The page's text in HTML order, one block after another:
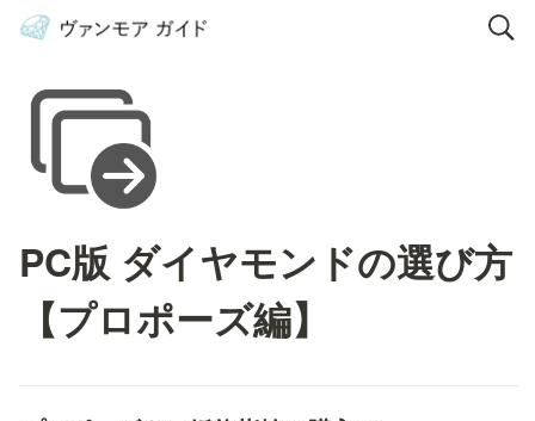
PC版 ダイヤモンドの選び方
【プロポーズ編】